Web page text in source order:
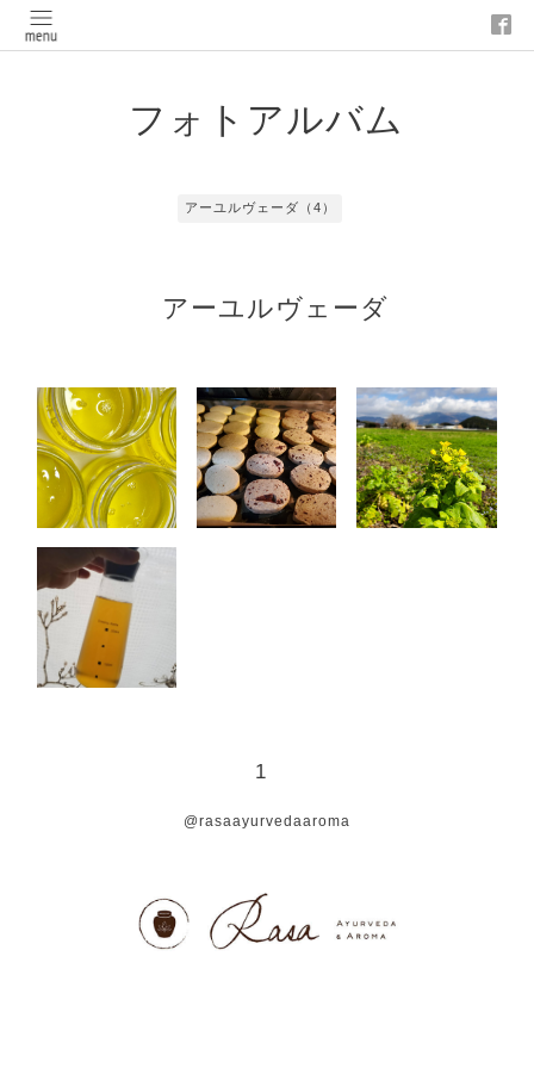
フォトアルバム
アーユルヴェーダ（4）
アーユルヴェーダ
1
@rasaayurvedaaroma